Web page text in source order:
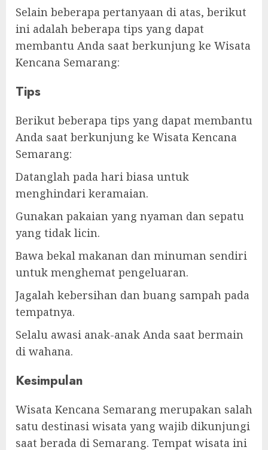
Selain beberapa pertanyaan di atas, berikut
ini adalah beberapa tips yang dapat
membantu Anda saat berkunjung ke Wisata
Kencana Semarang:
Tips
Berikut beberapa tips yang dapat membantu
Anda saat berkunjung ke Wisata Kencana
Semarang:
Datanglah pada hari biasa untuk
menghindari keramaian.
Gunakan pakaian yang nyaman dan sepatu
yang tidak licin.
Bawa bekal makanan dan minuman sendiri
untuk menghemat pengeluaran.
Jagalah kebersihan dan buang sampah pada
tempatnya.
Selalu awasi anak-anak Anda saat bermain
di wahana.
Kesimpulan
Wisata Kencana Semarang merupakan salah
satu destinasi wisata yang wajib dikunjungi
saat berada di Semarang. Tempat wisata ini